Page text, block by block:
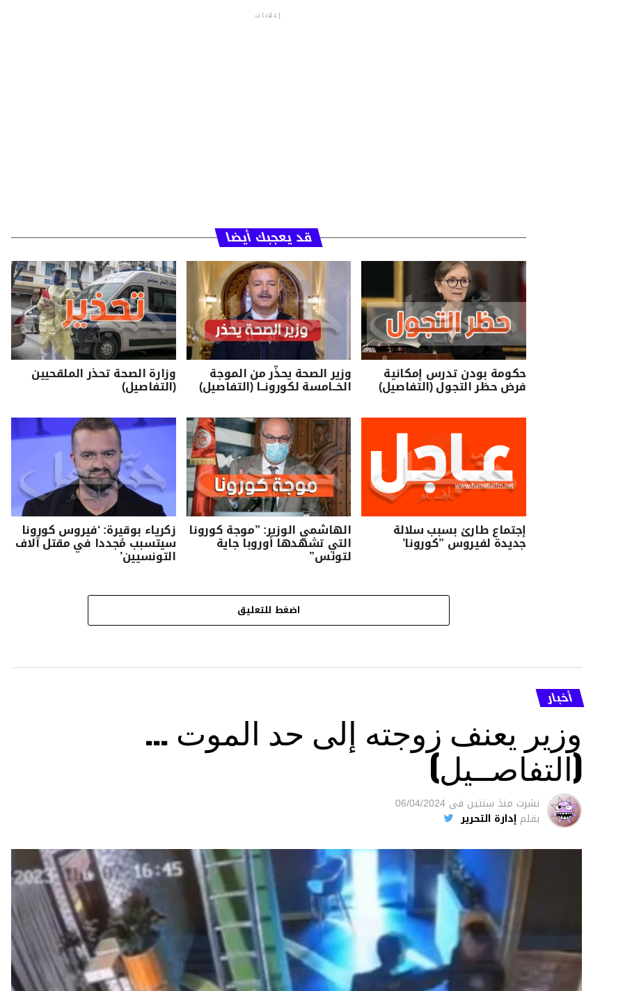
إعلانات
قد يعجبك أيضا
حكومة بودن تدرس إمكانية
فرض حظر التجول (التفاصيل)
وزير الصحة يحذّر من الموجة
الخــامسة لكورونــا (التفاصيل)
وزارة الصحة تحذر الملقحيين
(التفاصيل)
إجتماع طارئ بسبب سلالة
جديدة لفيروس ”كورونا’
الهاشمي الوزير: ”موجة كورونا
التي تشهدها أوروبا جاية
لتونس”
زكرياء بوقيرة: ‘فيروس كورونا
سيتسبب مُجددا في مقتل آلاف
التونسيين’
اضغط للتعليق
أخبار
وزير يعنف زوجته إلى حد الموت …
(التفاصــيل)
نشرت منذ سنتين فى 06/04/2024
بقلم إدارة التحرير